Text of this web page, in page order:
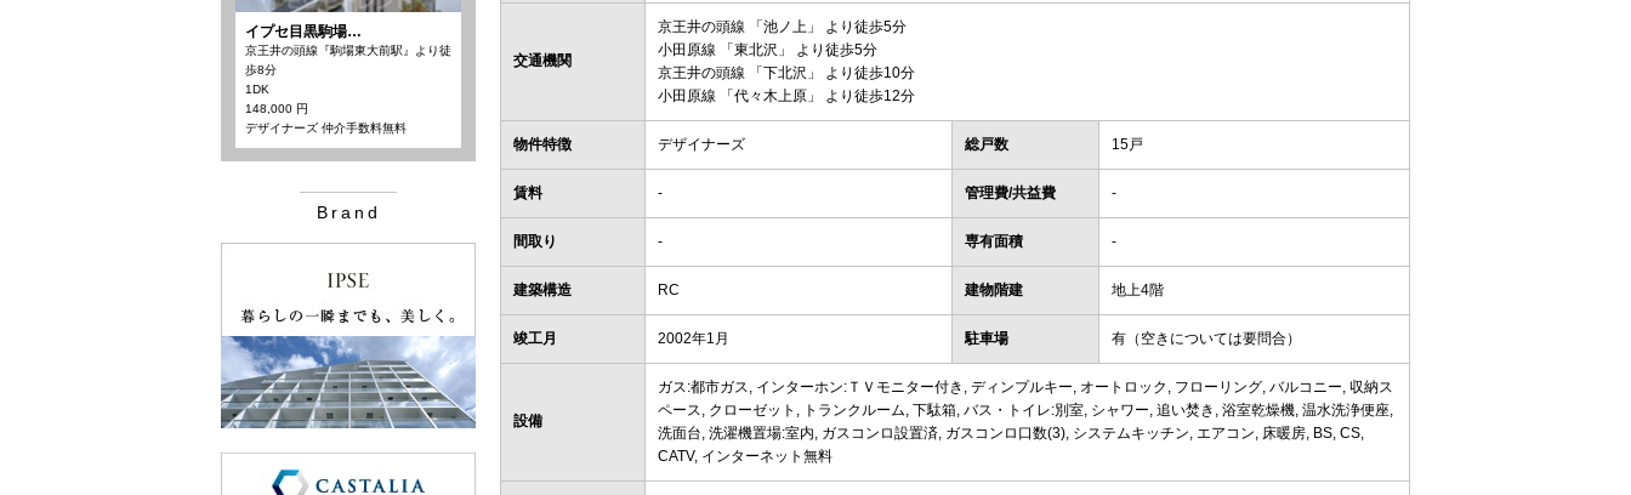
交通機関
京王井の頭線 「 池ノ上 」 より徒歩5分
小田原線 「 東北沢 」 より徒歩5分
京王井の頭線 「 下北沢 」 より徒歩10分
小田原線 「 代々木上原 」 より徒歩12分
物件特徴 デザイナーズ 総戸数 15戸
賃料 - 管理費/共益費 -
間取り - 専有面積 -
建築構造 RC 建物階建 地上4階
竣工月 2002年1月 駐車場 有（空きについては要問合）
設備
ガス:都市ガス, インターホン:ＴＶモニター付き, ディンプルキー, オートロック, フローリング, バルコニー, 収納ス
ペース, クローゼット, トランクルーム, 下駄箱, バス・トイレ:別室, シャワー, 追い焚き, 浴室乾燥機, 温水洗浄便座,
洗面台, 洗濯機置場:室内, ガスコンロ設置済, ガスコンロ口数(3), システムキッチン, エアコン, 床暖房, BS, CS,
CATV, インターネット無料
イプセ目黒駒場…
京王井の頭線『駒場東大前駅』より徒
歩8分
1DK
148,000 円
デザイナーズ 仲介手数料無料
Brand